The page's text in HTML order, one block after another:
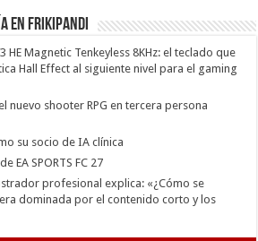
en Frikipandi
HE Magnetic Tenkeyless 8KHz: el teclado que
Hall Effect al siguiente nivel para el gaming
nuevo shooter RPG en tercera persona
su socio de IA clínica
EA SPORTS FC 27
profesional explica: «¿Cómo se
dominada por el contenido corto y los